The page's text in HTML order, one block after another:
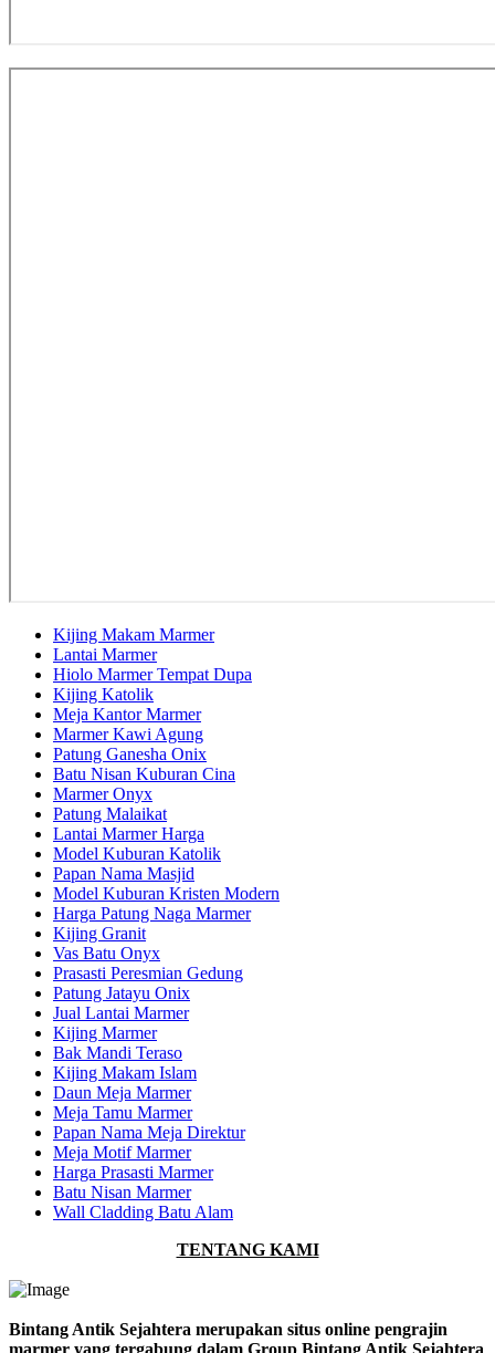
Kijing Makam Marmer
Lantai Marmer
Hiolo Marmer Tempat Dupa
Kijing Katolik
Meja Kantor Marmer
Marmer Kawi Agung
Patung Ganesha Onix
Batu Nisan Kuburan Cina
Marmer Onyx
Patung Malaikat
Lantai Marmer Harga
Model Kuburan Katolik
Papan Nama Masjid
Model Kuburan Kristen Modern
Harga Patung Naga Marmer
Kijing Granit
Vas Batu Onyx
Prasasti Peresmian Gedung
Patung Jatayu Onix
Jual Lantai Marmer
Kijing Marmer
Bak Mandi Teraso
Kijing Makam Islam
Daun Meja Marmer
Meja Tamu Marmer
Papan Nama Meja Direktur
Meja Motif Marmer
Harga Prasasti Marmer
Batu Nisan Marmer
Wall Cladding Batu Alam
TENTANG KAMI
Bintang Antik Sejahtera merupakan situs online pengrajin
marmer yang tergabung dalam Group Bintang Antik Sejahtera